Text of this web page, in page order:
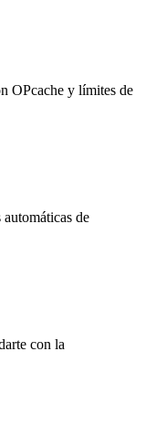
OPcache y límites de
de
con la